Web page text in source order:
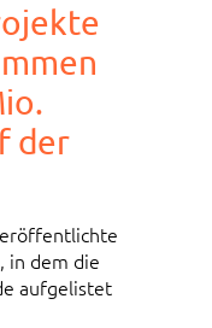
der
in dem die
aufgelistet